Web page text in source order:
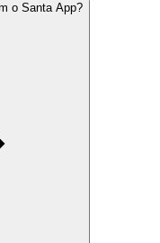
o Santa App?